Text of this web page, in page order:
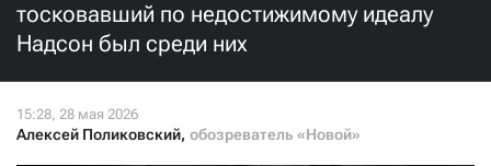
тосковавший по недостижимому идеалу
Надсон был среди них
Алексей Поликовский, обозреватель «Новой»
500